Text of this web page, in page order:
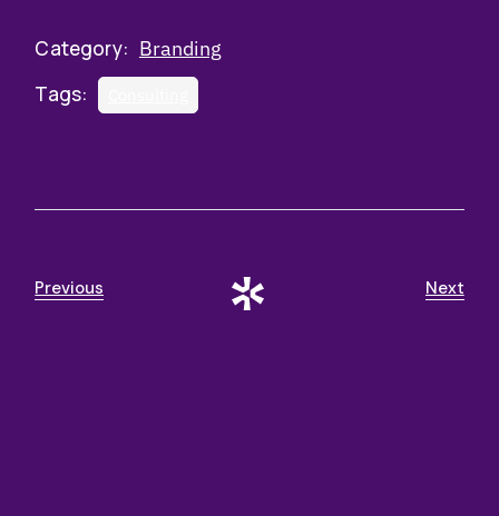
Category: Branding
Tags:
Previous Next